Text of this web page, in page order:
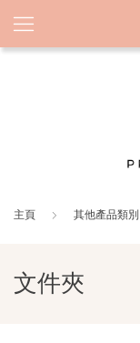
主頁 其他產品類別
文件夾